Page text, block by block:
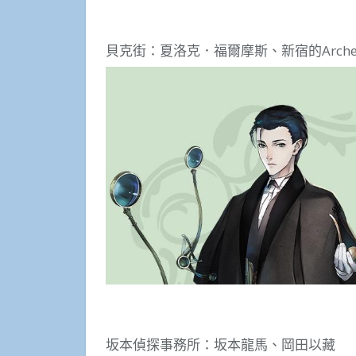
貝克街：夏洛克．福爾摩斯、新宿的
坂本偵探事務所：坂本龍馬、岡田以藏